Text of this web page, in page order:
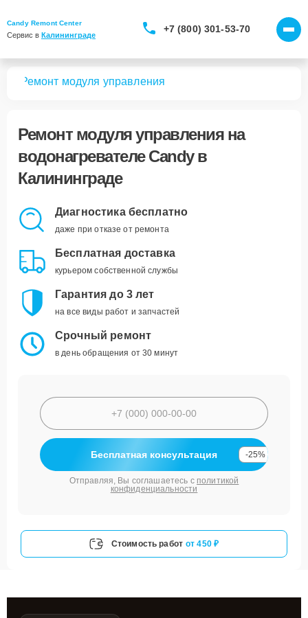
Candy Remont Center
Сервис в Калининграде
+7 (800) 301-53-70
Ремонт модуля управления
Ремонт модуля управленияна
водонагревателе Candy в
Калининграде
Диагностика бесплатно
даже при отказе от ремонта
Бесплатная доставка
курьером собственной службы
Гарантия до 3 лет
на все виды работ и запчастей
Срочный ремонт
в день обращения от 30 минут
Бесплатная консультация -25%
Отправляя, Вы соглашаетесь с политикой
конфиденциальности
Стоимость работ от 450 ₽